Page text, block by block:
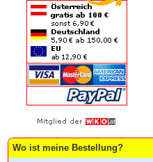
Wo ist meine Bestellung?